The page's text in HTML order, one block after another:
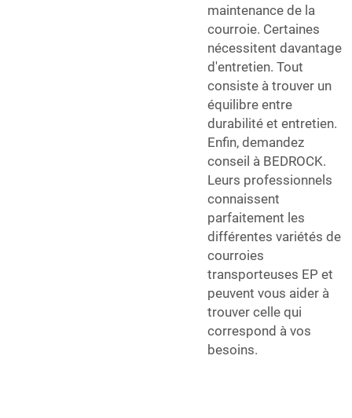
maintenance de la
courroie. Certaines
nécessitent davantage
d'entretien. Tout
consiste à trouver un
équilibre entre
durabilité et entretien.
Enfin, demandez
conseil à BEDROCK.
Leurs professionnels
connaissent
parfaitement les
différentes variétés de
courroies
transporteuses EP et
peuvent vous aider à
trouver celle qui
correspond à vos
besoins.